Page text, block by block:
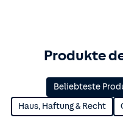
Produkte
Beliebteste
Haus, Haftung & Recht